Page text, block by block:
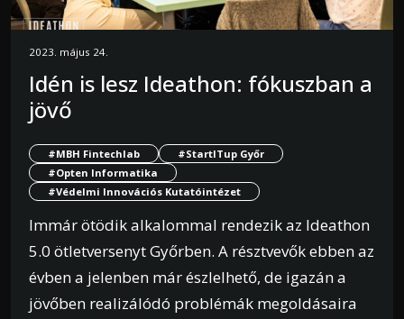
2023. május 24.
Idén is lesz Ideathon: fókuszban a
jövő
#MBH Fintechlab
#StartITup Győr
#Opten Informatika
#Védelmi Innovációs Kutatóintézet
Immár ötödik alkalommal rendezik az Ideathon
5.0 ötletversenyt Győrben. A résztvevők ebben az
évben a jelenben már észlelhető, de igazán a
jövőben realizálódó problémák megoldásaira